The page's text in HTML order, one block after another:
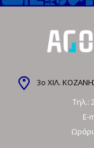
3ο ΧΙΛ.
Τηλ.:
E-